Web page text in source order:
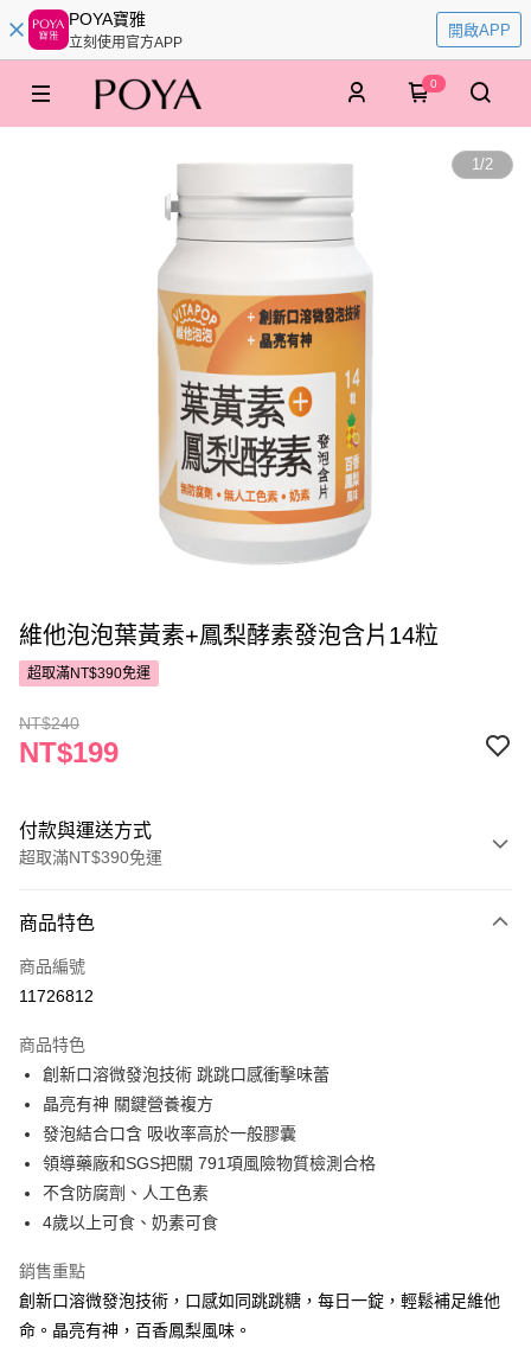
POYA寶雅
立刻使用官方APP
開啟APP
0
1/2
維他泡泡葉黃素+鳳梨酵素發泡含片14粒
超取滿NT$390免運
NT$240
NT$199
付款與運送方式
超取滿NT$390免運
POYA支付
信用卡一次付款
LINE Pay
Apple Pay
街口支付
悠遊付
【關於「AFTEE先享後付」】
商品特色
商品編號
11726812
商品特色
創新口溶微發泡技術 跳跳口感衝擊味蕾
晶亮有神 關鍵營養複方
發泡結合口含 吸收率高於一般膠囊
領導藥廠和SGS把關 791項風險物質檢測合格
不含防腐劑、人工色素
4歲以上可食、奶素可食
銷售重點
創新口溶微發泡技術，口感如同跳跳糖，每日一錠，輕鬆補足維他
命。晶亮有神，百香鳳梨風味。